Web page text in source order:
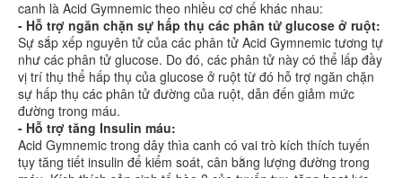
canh là Acid Gymnemic theo nhiều cơ chế khác nhau:
- Hỗ trợ ngăn chặn sự hấp thụ các phân tử glucose ở ruột:
Sự sắp xếp nguyên tử của các phân tử Acid Gymnemic tương tự
như các phân tử glucose. Do đó, các phân tử này có thể lấp đầy
vị trí thụ thể hấp thụ của glucose ở ruột từ đó hỗ trợ ngăn chặn
sự hấp thụ các phân tử đường của ruột, dẫn đến giảm mức
đường trong máu.
- Hỗ trợ tăng Insulin máu:
Acid Gymnemic trong dây thìa canh có vai trò kích thích tuyến
tụy tăng tiết insulin để kiểm soát, cân bằng lượng đường trong